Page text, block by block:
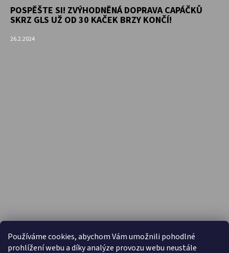
Používáme cookies, abychom Vám umožnili pohodlné
prohlížení webu a díky analýze provozu webu neustále
POSPĚŠTE SI! ZVÝHODNĚNÁ DOPRAVA CAPÁČKŮ
SKRZ GLS UŽ OD 30 KAČEK BRZY KONČÍ!
26.2.2024
PŘIJÍMÁME ONLINE PLATBY